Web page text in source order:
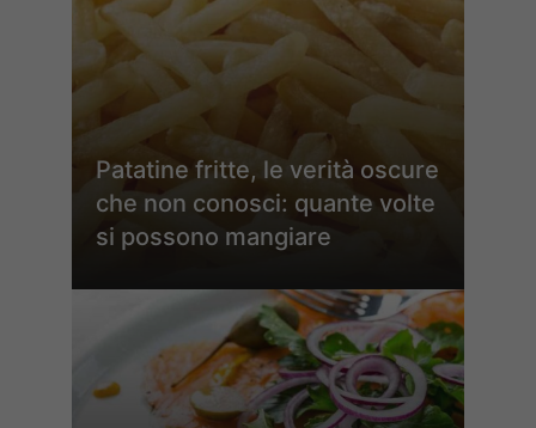
Patatine fritte, le verità oscure
che non conosci: quante volte
si possono mangiare